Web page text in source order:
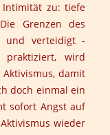
Intimität zu: tiefe
Grenzen des
und verteidigt -
wird
damit
doch einmal ein
sofort Angst auf
wieder